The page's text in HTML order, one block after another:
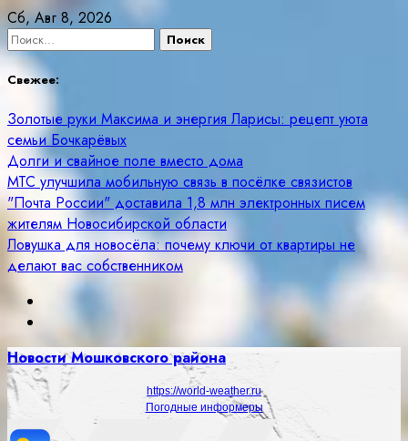
Skip
to
content
Сб, Авг 8, 2026
Найти:
Свежее:
Золотые руки Максима и энергия Ларисы: рецепт уюта
семьи Бочкарёвых
Долги и свайное поле вместо дома
МТС улучшила мобильную связь в посёлке связистов
"Почта России" доставила 1,8 млн электронных писем
жителям Новосибирской области
Ловушка для новосёла: почему ключи от квартиры не
делают вас собственником
Новости Мошковского района
https://world-weather.ru
Погодные информеры